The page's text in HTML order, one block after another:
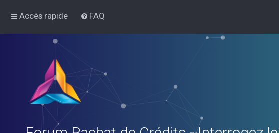
Accès rapide FAQ